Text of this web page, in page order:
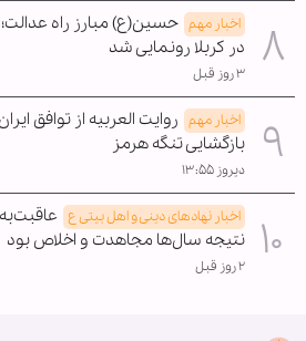
اخبار مهم حسین(ع) مبارز راه
در کربلا رونمایی شد
۳ روز قبل
اخبار مهم روایت العربیه از توافق
بازگشایی تنگه هرمز
دیروز ۱۳:۵۵
اخبار نهادهای دینی و اهل بیتی ع
نتیجه سال‌ها مجاهدت و اخلاص بود
۲ روز قبل